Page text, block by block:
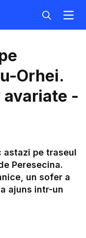
Orhei.
avariate -
astazi pe traseul
Peresecina.
un sofer a
ajuns intr-un